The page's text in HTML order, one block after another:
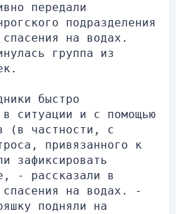
передали
подразделения
на водах.
группа из
быстро
в ситуации и с помощью
(в частности, с
привязанного к
зафиксировать
- рассказали в
спасения на водах. -
подняли на